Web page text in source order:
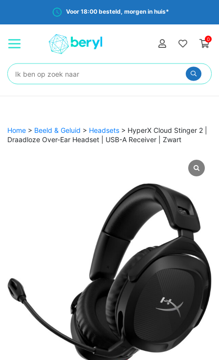
Voor 18:00 besteld, morgen in huis*
0
Zoeken:
Home > Beeld & Geluid > Headsets > HyperX Cloud Stinger 2 |
Draadloze Over-Ear Headset | USB-A Receiver | Zwart